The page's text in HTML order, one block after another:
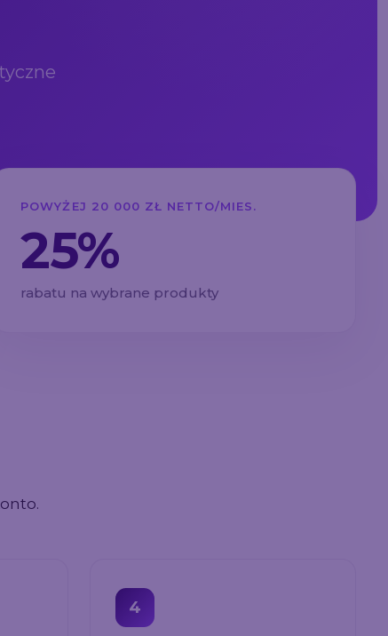
POWYŻEJ 20 000 ZŁ NETTO/MIES.
25%
rabatu na wybrane produkty
4